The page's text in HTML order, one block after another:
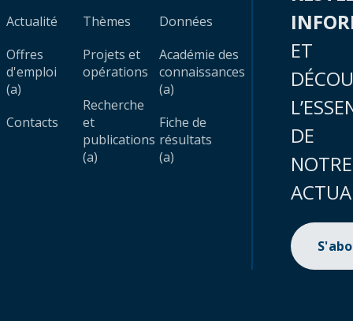
Actualité
Offres
d'emploi
(a)
Contacts
Thèmes
Projets et
opérations
Recherche
et
publications
(a)
Données
Académie des
connaissances
(a)
Fiche de
résultats
(a)
ET
DE
NOTRE